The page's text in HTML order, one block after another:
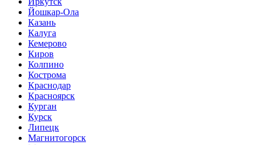
Йошкар-Ола
Казань
Калуга
Кемерово
Киров
Колпино
Кострома
Краснодар
Красноярск
Курган
Курск
Липецк
Магнитогорск